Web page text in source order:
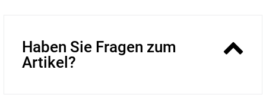
Haben Sie Fragen zum
Artikel?